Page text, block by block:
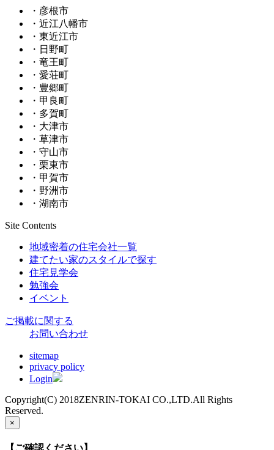
・彦根市
・近江八幡市
・東近江市
・日野町
・竜王町
・愛荘町
・豊郷町
・甲良町
・多賀町
・大津市
・草津市
・守山市
・栗東市
・甲賀市
・野洲市
・湖南市
Site Contents
地域密着の住宅会社一覧
建てたい家のスタイルで探す
住宅見学会
勉強会
イベント
ご掲載に関する
お問い合わせ
sitemap
privacy policy
Login
Copyright(C) 2018ZENRIN-TOKAI CO.,LTD.All Rights
Reserved.
×